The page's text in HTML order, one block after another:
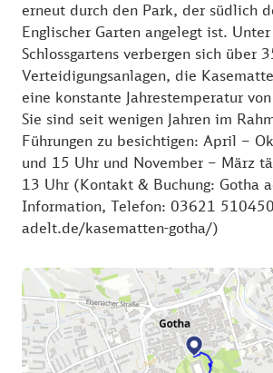
Eine besondere Sehenswürdigkeit
Westturm befindliche Ekhof-
Barocktheater der Welt samt noch
Bühnenmaschinerie mit
Schnellverwandlungsmechanik. Sein
an Conrad Ekhof, den zu Unrecht
„Vater der deutschen
Zeitgenosse Goethes. An dieser
sein berühmter Schüler August
Aufführungen finden alljährlich im
erneut durch den Park, der südlich
Englischer Garten angelegt ist.
Schlossgartens verbergen sich über
Verteidigungsanlagen, die
eine konstante Jahrestemperatur
Sie sind seit wenigen Jahren im
Führungen zu besichtigen: April –
und 15 Uhr und November – März
13 Uhr (Kontakt & Buchung: Gotha
Information, Telefon: 03621
adelt.de/kasematten-gotha/)